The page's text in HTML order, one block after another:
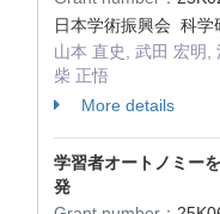
日本学術振興会 科
山本 直史, 武田 宏明,
柴 正悟
More details
学習者オートノミー
発